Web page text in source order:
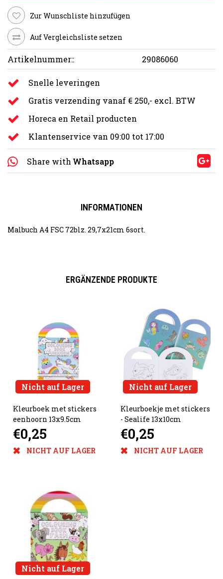
Zur Wunschliste hinzufügen
Auf Vergleichsliste setzen
Artikelnummer:: 29086060
Snelle leveringen
Gratis verzending vanaf € 250,- excl. BTW
Horeca en Retail producten
Klantenservice van 09:00 tot 17:00
Share with Whatsapp
INFORMATIONEN
Malbuch A4 FSC 72blz. 29,7x21cm 6sort.
ERGÄNZENDE PRODUKTE
Nicht auf Lager
Kleurboek met stickers
eenhoorn 13x9.5cm
€0,25
NICHT AUF LAGER
Nicht auf Lager
Kleurboekje met stickers
- Sealife 13x10cm
€0,25
NICHT AUF LAGER
Nicht auf Lager